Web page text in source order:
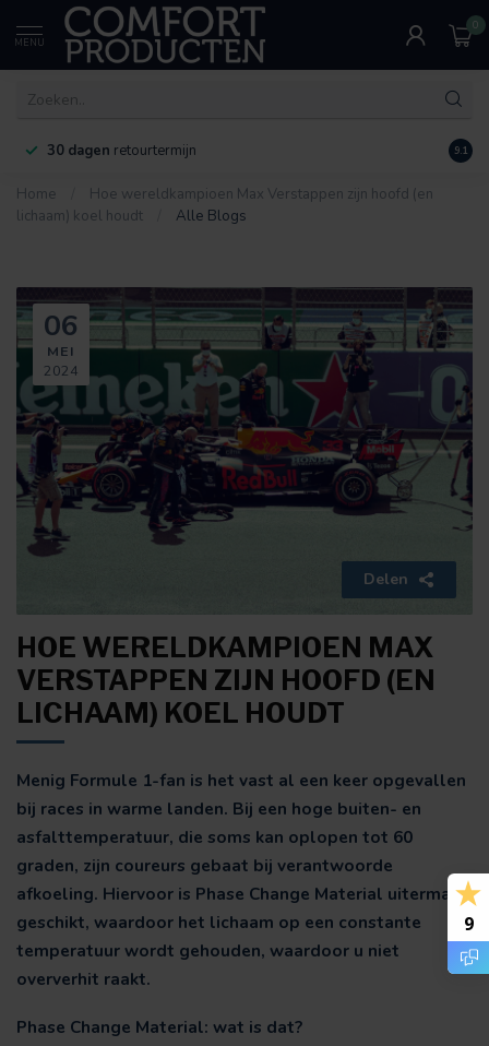
MENU
0
30 dagen retourtermijn 9.1
Home
Hoe wereldkampioen Max Verstappen zijn hoofd (en
lichaam) koel houdt
Alle Blogs
06
MEI
2024
Delen
HOE WERELDKAMPIOEN MAX
VERSTAPPEN ZIJN HOOFD (EN
LICHAAM) KOEL HOUDT
Menig Formule 1-fan is het vast al een keer opgevallen
bij races in warme landen. Bij een hoge buiten- en
asfalttemperatuur, die soms kan oplopen tot 60
graden, zijn coureurs gebaat bij verantwoorde
afkoeling. Hiervoor is Phase Change Material uitermate
geschikt, waardoor het lichaam op een constante
temperatuur wordt gehouden, waardoor u niet
oververhit raakt.
Phase Change Material: wat is dat?
9